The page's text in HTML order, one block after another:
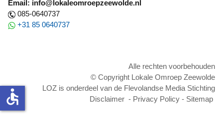
Email: info@lokaleomroepzeewolde.nl
085-0640737
+31 85 0640737
Alle rechten voorbehouden
© Copyright Lokale Omroep Zeewolde
LOZ is onderdeel van de Flevolandse Media Stichting
Disclaimer - Privacy Policy - Sitemap
accessible